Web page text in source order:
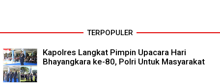
TERPOPULER
Kapolres Langkat Pimpin Upacara Hari
Bhayangkara ke-80, Polri Untuk Masyarakat